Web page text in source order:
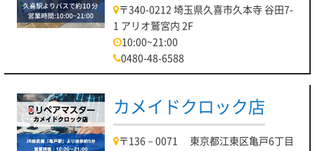
〒340-0212 埼玉県久喜市久本寺 谷田7-
1 アリオ鷲宮内 2F
10:00~21:00
0480-48-6588
カメイドクロック店
〒136－0071 東京都江東区亀戸6丁目